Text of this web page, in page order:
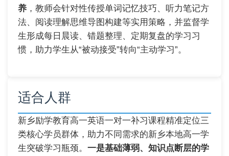
养 ，教师会针对性传授单词记忆技巧、听力笔记方
法、阅读理解思维导图构建等实用策略，并监督学
生形成每日晨读、错题整理、定期复盘的学习习
惯，助力学生从“被动接受”转向“主动学习”。
适合人群
新乡励学教育高一英语一对一补习课程精准定位三
类核心学员群体，助力不同需求的新乡本地高一学
生突破学习瓶颈。 一是基础薄弱、知识点断层的学